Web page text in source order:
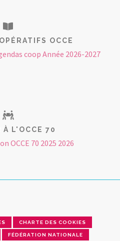
OCCE
coop Année 2026-2027
À L'OCCE 70
OCCE 70 2025 2026
CHARTE DES COOKIES
FÉDÉRATION NATIONALE